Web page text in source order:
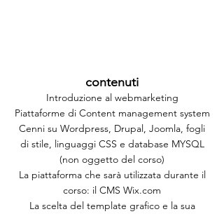
contenuti
Introduzione al webmarketing
Piattaforme di Content management system
Cenni su Wordpress, Drupal, Joomla, fogli
di stile, linguaggi CSS e database MYSQL
(non oggetto del corso)
La piattaforma che sarà utilizzata durante il
corso: il CMS Wix.com
La scelta del template grafico e la sua